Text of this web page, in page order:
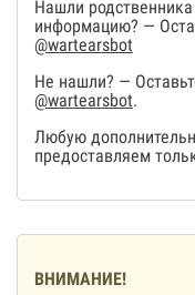
Нашли
информацию? —
@wartearsbot
Не нашли? —
@wartearsbot.
Любую
предоставляем
ВНИМАНИЕ!